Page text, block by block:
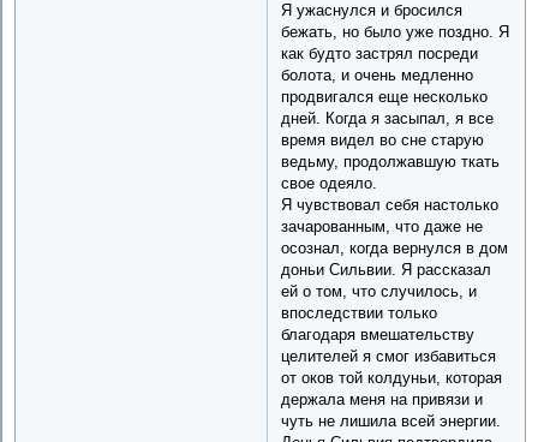
Я ужаснулся и бросился
бежать, но было уже поздно. Я
как будто застрял посреди
болота, и очень медленно
продвигался еще несколько
дней. Когда я засыпал, я все
время видел во сне старую
ведьму, продолжавшую ткать
свое одеяло.
Я чувствовал себя настолько
зачарованным, что даже не
осознал, когда вернулся в дом
доньи Сильвии. Я рассказал
ей о том, что случилось, и
впоследствии только
благодаря вмешательству
целителей я смог избавиться
от оков той колдуньи, которая
держала меня на привязи и
чуть не лишила всей энергии.